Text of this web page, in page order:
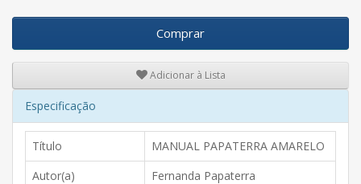
Comprar
Adicionar à Lista
Especificação
Título
MANUAL PAPATERRA AMARELO
Autor(a)
Fernanda Papaterra